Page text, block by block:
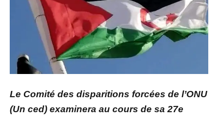
Le Comité des disparitions forcées de l’ONU
(Un ced) examinera au cours de sa 27e